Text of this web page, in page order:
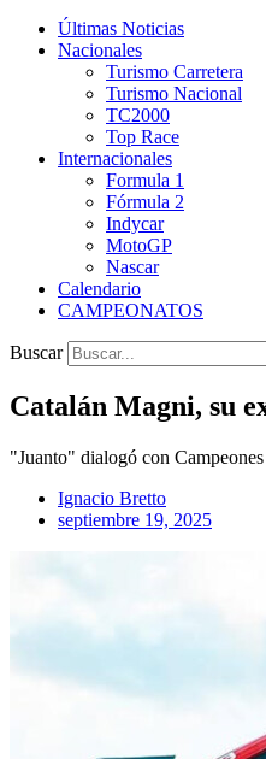
Últimas Noticias
Nacionales
Turismo Carretera
Turismo Nacional
TC2000
Top Race
Internacionales
Formula 1
Fórmula 2
Indycar
MotoGP
Nascar
Calendario
CAMPEONATOS
Buscar
Catalán Magni, su
"Juanto" dialogó con
Ignacio Bretto
septiembre 19, 2025